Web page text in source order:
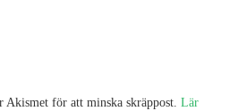
Akismet för att minska skräppost. Lär